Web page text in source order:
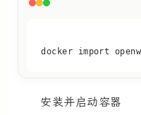
docker import
安装并启动容器